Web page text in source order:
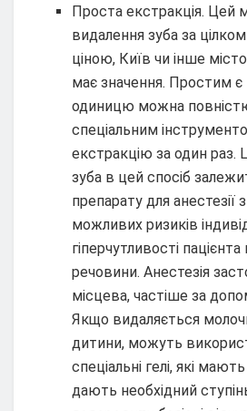
Проста екстракція. Цей
видалення зуба за
ціною, Київ чи інше
має значення. Простим
одиницю можна
спеціальним
екстракцію за один раз.
зуба в цей спосіб
препарату для анестезії
можливих ризиків
гіперчутливості пацієнта
речовини. Анестезія
місцева, частіше за
Якщо видаляється
дитини, можуть
спеціальні гелі, які
дають необхідний